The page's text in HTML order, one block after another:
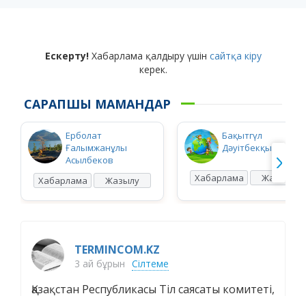
Ескерту!Хабарлама қалдыру үшін сайтқа кіру
керек.
САРАПШЫ МАМАНДАР
Ерболат
Ғалымжанұлы
Асылбеков
Хабарлама
Жазылу
Бақытгүл
Дәуітбекқызы
Хабарлама Жазылу
TERMINCOM.KZ
3 ай бұрын Сілтеме
Қазақстан Республикасы Тіл саясаты комитеті,